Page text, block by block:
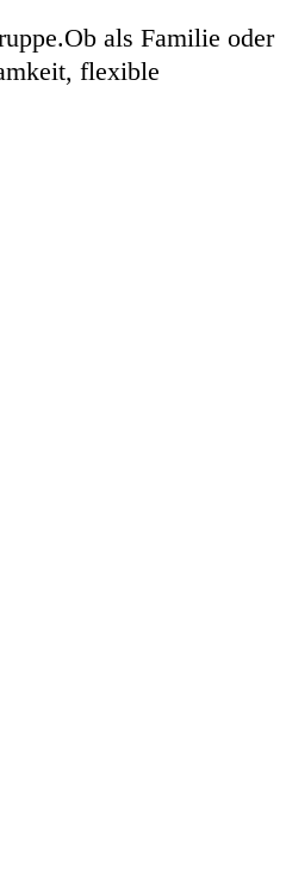
als Familie oder
flexible